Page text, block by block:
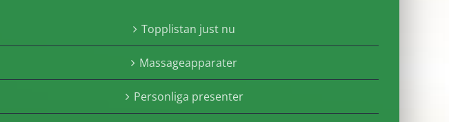
Topplistan just nu
Massageapparater
Personliga presenter